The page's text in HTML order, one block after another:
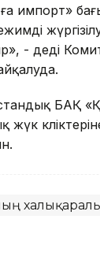
импорт»
- деді
БАҚ